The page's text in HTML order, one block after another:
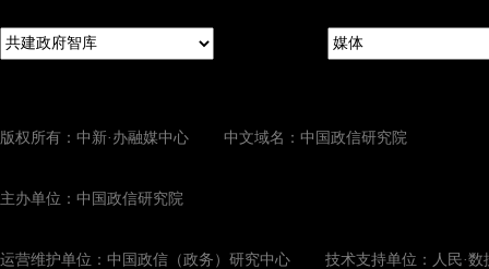
版权所有：中新·办融媒中心 中文域名：中国政信研究院
主办单位：中国政信研究院
运营维护单位：中国政信（政务）研究中心 技术支持单位：人民·数